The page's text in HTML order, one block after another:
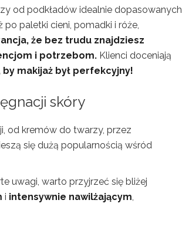
od podkładów idealnie dopasowanych
paletki cieni, pomadki i róże,
że bez trudu znajdziesz
i potrzebom. Klienci doceniają
by makijaż był perfekcyjny!
skóry
od kremów do twarzy, przez
się dużą popularnością wśród
uwagi, warto przyjrzeć się bliżej
i intensywnie nawilżającym,